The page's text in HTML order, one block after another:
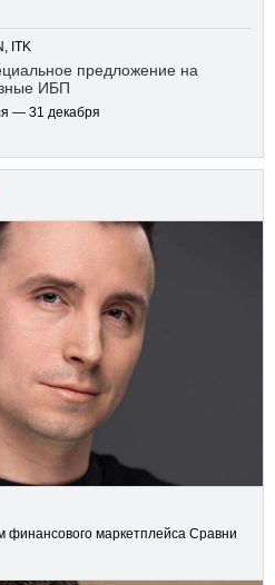
ITK
предложение на
ИБП
— 31 декабря
финансового маркетплейса Сравни